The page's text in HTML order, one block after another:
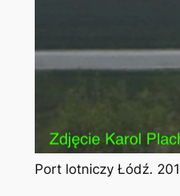
Port lotniczy Łódź.